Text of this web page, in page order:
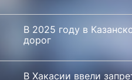
В 2025 году в
дорог
В Хакасии ввели